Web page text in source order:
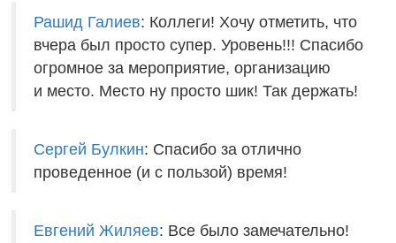
Рашид Галиев: Коллеги! Хочу отметить, что
вчера был просто супер. Уровень!!! Спасибо
огромное за мероприятие, организацию
и место. Место ну просто шик! Так держать!
Сергей Булкин: Спасибо за отлично
проведенное (и с пользой) время!
Евгений Жиляев: Все было замечательно!